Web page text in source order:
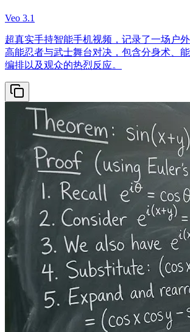
Veo 3.1
超真实手持智能手机视频，记录了一场户
高能忍者与武士舞台对决，包含分身术、
编排以及观众的热烈反应。